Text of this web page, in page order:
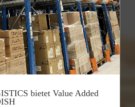
bietet Value Added